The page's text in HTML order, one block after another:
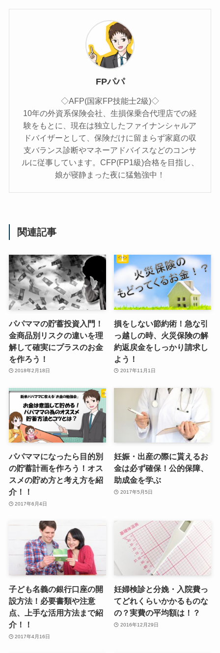
FPパパ
◇AFP(国家FP技能士2級)◇
10年の外資系保険会社、生損保乗合代理店での経
験をもとに、現在は独立したファイナンシャルア
ドバイザーとして、保険だけに留まらず家庭の収
支バランス診断やマネーアドバイスなどのコンサ
ルに従事しています。CFP(FP1級)合格を目指し、
娘が寝静まった夜に猛勉強中！
関連記事
パパママの貯蓄投資入門！
金商品別リスクの違いを理
解して確実にプラスのお金
を作ろう！
2018年2月18日
損をしない節約術！急な引
っ越しの時、火災保険の解
約返戻金をしっかり請求し
よう！
2017年11月1日
パパママになったら目的別
の貯蓄計画を作ろう！オス
スメの貯め方と考え方を紹
介！！
2017年6月4日
妊娠・出産の際に貰えるお
金は必ず確保！公的保障、
助成金を学ぶ
2017年5月5日
子ども名義の銀行口座の開
設方法！必要書類や注意
点、上手な活用方法まで紹
介！！
2017年4月16日
妊婦検診と分娩・入院費っ
てどれくらいかかるものな
の？実費の平均額は！？
2016年12月29日